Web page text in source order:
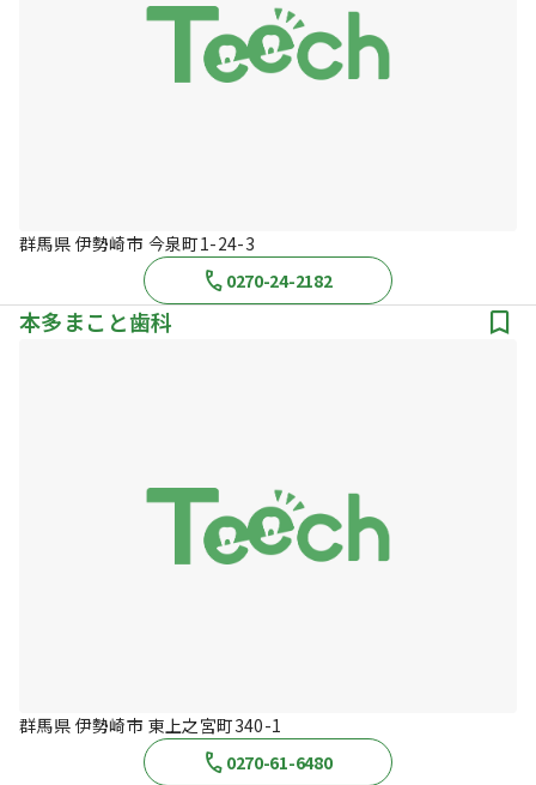
群馬県 伊勢崎市 今泉町1-24-3
0270-24-2182
本多まこと歯科
群馬県 伊勢崎市 東上之宮町340-1
0270-61-6480